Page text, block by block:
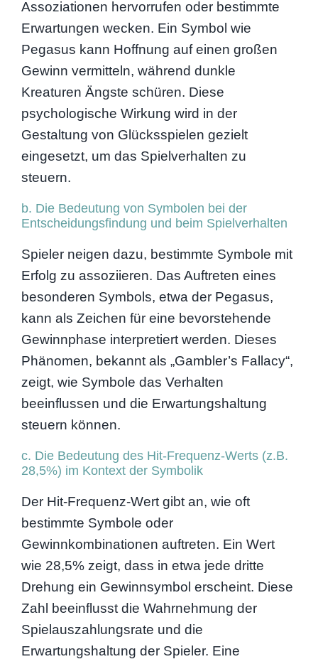
Assoziationen hervorrufen oder bestimmte
Erwartungen wecken. Ein Symbol wie
Pegasus kann Hoffnung auf einen großen
Gewinn vermitteln, während dunkle
Kreaturen Ängste schüren. Diese
psychologische Wirkung wird in der
Gestaltung von Glücksspielen gezielt
eingesetzt, um das Spielverhalten zu
steuern.
b. Die Bedeutung von Symbolen bei der
Entscheidungsfindung und beim Spielverhalten
Spieler neigen dazu, bestimmte Symbole mit
Erfolg zu assoziieren. Das Auftreten eines
besonderen Symbols, etwa der Pegasus,
kann als Zeichen für eine bevorstehende
Gewinnphase interpretiert werden. Dieses
Phänomen, bekannt als „Gambler’s Fallacy“,
zeigt, wie Symbole das Verhalten
beeinflussen und die Erwartungshaltung
steuern können.
c. Die Bedeutung des Hit-Frequenz-Werts (z.B.
28,5%) im Kontext der Symbolik
Der Hit-Frequenz-Wert gibt an, wie oft
bestimmte Symbole oder
Gewinnkombinationen auftreten. Ein Wert
wie 28,5% zeigt, dass in etwa jede dritte
Drehung ein Gewinnsymbol erscheint. Diese
Zahl beeinflusst die Wahrnehmung der
Spielauszahlungsrate und die
Erwartungshaltung der Spieler. Eine